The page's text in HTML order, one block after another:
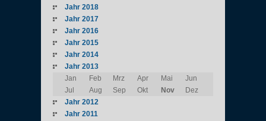
Jahr 2018
Jahr 2017
Jahr 2016
Jahr 2015
Jahr 2014
Jahr 2013
Jan
Feb Mrz Apr Mai
Jun
Jul
Aug Sep Okt Nov
Dez
Jahr 2012
Jahr 2011